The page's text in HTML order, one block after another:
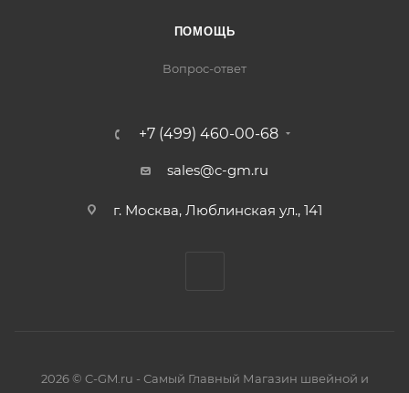
ПОМОЩЬ
Вопрос-ответ
+7 (499) 460-00-68
sales@c-gm.ru
г. Москва, Люблинская ул., 141
2026 © C-GM.ru - Самый Главный Магазин швейной и